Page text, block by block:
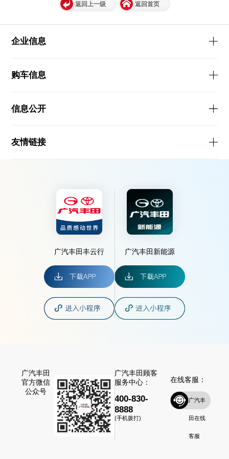
返回上一级 返回首页
企业信息
购车信息
信息公开
友情链接
广汽丰田丰云行 广汽丰田新能源
广汽丰田
官方微信
公众号
广汽丰田顾客
服务中心：
400-830-
8888
(手机拨打)
在线客服：
广汽丰
田在线
客服